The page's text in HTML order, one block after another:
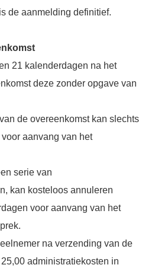
de aanmelding definitief.
21 kalenderdagen na het
deze zonder opgave van
de overeenkomst kan slechts
aanvang van het
serie van
kan kosteloos annuleren
voor aanvang van het
na verzending van de
administratiekosten in